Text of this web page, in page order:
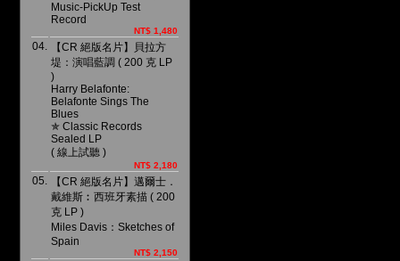
Music-PickUp Test
Record
NT$ 1,480
04.
【CR 絕版名片】貝拉方
堤：演唱藍調 ( 200 克 LP
)
Harry Belafonte:
Belafonte Sings The
Blues
✯ Classic Records
Sealed LP
( 線上試聽 )
NT$ 2,180
05.
【CR 絕版名片】邁爾士．
戴維斯︰西班牙素描 ( 200
克 LP )
Miles Davis：Sketches of
Spain
NT$ 2,150